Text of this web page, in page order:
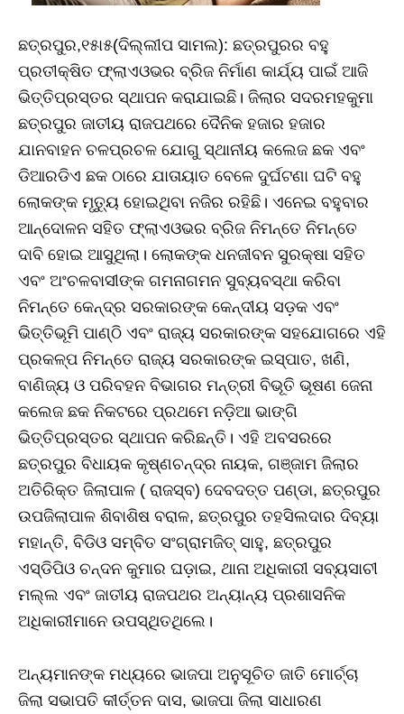
ଛତ୍ରପୁର,୧୫ା୫(ଦିଲ୍ଲୀପ ସାମଲ): ଛତ୍ରପୁରର ବହୁ
ପ୍ରତୀକ୍ଷିତ ଫ୍ଲାଏଓଭର ବ୍ରିଜ ନିର୍ମାଣ କାର୍ଯ୍ୟ ପାଇଁ ଆଜି
ଭିତ୍ତିପ୍ରସ୍ତର ସ୍ଥାପନ କରାଯାଇଛି। ଜିଲାର ସଦରମହକୁମା
ଛତ୍ରପୁର ଜାତୀୟ ରାଜପଥରେ ଦୈନିକ ହଜାର ହଜାର
ଯାନବାହନ ଚଳପ୍ରଚଳ ଯୋଗୁ ସ୍ଥାନୀୟ କଲେଜ ଛକ ଏବଂ
ଡିଆରଡିଏ ଛକ ଠାରେ ଯାତାୟାତ ବେଳେ ଦୁର୍ଘଟଣା ଘଟି ବହୁ
ଲୋକଙ୍କ ମୃତ୍ୟୁ ହୋଇଥିବା ନଜିର ରହିଛି। ଏନେଇ ବହୁବାର
ଆନ୍ଦୋଳନ ସହିତ ଫ୍ଲାଏଓଭର ବ୍ରିଜ ନିମନ୍ତେ ନିମନ୍ତେ
ଦାବି ହୋଇ ଆସୁଥିଲା। ଲୋକଙ୍କ ଧନଜୀବନ ସୁରକ୍ଷା ସହିତ
ଏବଂ ଅଂଚଳବାସୀଙ୍କ ଗମନାଗମନ ସୁବ୍ୟବସ୍ଥା କରିବା
ନିମନ୍ତେ କେନ୍ଦ୍ର ସରକାରଙ୍କ କେନ୍ଦୀୟ ସଡ଼କ ଏବଂ
ଭିତ୍ତିଭୂମି ପାଣ୍ଠି ଏବଂ ରାଜ୍ୟ ସରକାରଙ୍କ ସହଯୋଗରେ ଏହି
ପ୍ରକଳ୍ପ ନିମନ୍ତେ ରାଜ୍ୟ ସରକାରଙ୍କ ଇସ୍ପାତ, ଖଣି,
ବାଣିଜ୍ୟ ଓ ପରିବହନ ବିଭାଗର ମନ୍ତ୍ରୀ ବିଭୂତି ଭୂଷଣ ଜେନା
କଲେଜ ଛକ ନିକଟରେ ପ୍ରଥମେ ନଡ଼ିଆ ଭାଙ୍ଗି
ଭିତ୍ତିପ୍ରସ୍ତର ସ୍ଥାପନ କରିଛନ୍ତି। ଏହି ଅବସରରେ
ଛତ୍ରପୁର ବିଧାୟକ କୃଷ୍ଣଚନ୍ଦ୍ର ନାୟକ, ଗଞ୍ଜାମ ଜିଲାର
ଅତିରିକ୍ତ ଜିଲାପାଳ ( ରାଜସ୍ବ) ଦେବଦତ୍ତ ପଣ୍ଡା, ଛତ୍ରପୁର
ଉପଜିଲାପାଳ ଶିବାଶିଷ ବରାଳ, ଛତ୍ରପୁର ତହସିଲଦାର ଦିବ୍ୟା
ମହାନ୍ତି, ବିଡିଓ ସମ୍ବିତ ସଂଗ୍ରାମଜିତ୍‌ ସାହୁ, ଛତ୍ରପୁର
ଏସ୍‌ଡିପିଓ ଚନ୍ଦନ କୁମାର ଘଡ଼ାଇ, ଥାନା ଅଧିକାରୀ ସବ୍ୟସାଚୀ
ମଲ୍ଲ ଏବଂ ଜାତୀୟ ରାଜପଥର ଅନ୍ୟାନ୍ୟ ପ୍ରଶାସନିକ
ଅଧିକାରୀମାନେ ଉପସ୍ଥିତଥିଲେ।
ଅନ୍ୟମାନଙ୍କ ମଧ୍ୟରେ ଭାଜପା ଅନୁସୂଚିତ ଜାତି ମୋର୍ଚ୍ଚା
ଜିଲା ସଭାପତି କୀର୍ତ୍ତନ ଦାସ, ଭାଜପା ଜିଲା ସାଧାରଣ